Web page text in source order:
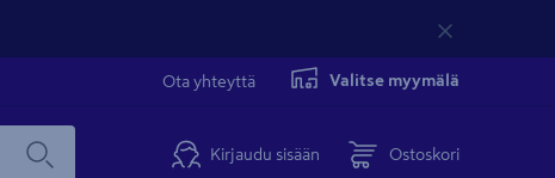
Ota yhteyttä Valitse myymälä
Kirjaudu sisään Ostoskori